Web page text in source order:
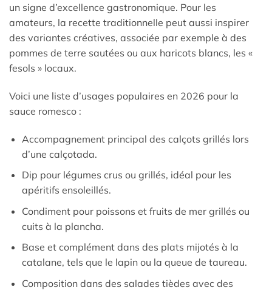
un signe d’excellence gastronomique. Pour les
amateurs, la recette traditionnelle peut aussi inspirer
des variantes créatives, associée par exemple à des
pommes de terre sautées ou aux haricots blancs, les «
fesols » locaux.
Voici une liste d’usages populaires en 2026 pour la
sauce romesco :
Accompagnement principal des calçots grillés lors
d’une calçotada.
Dip pour légumes crus ou grillés, idéal pour les
apéritifs ensoleillés.
Condiment pour poissons et fruits de mer grillés ou
cuits à la plancha.
Base et complément dans des plats mijotés à la
catalane, tels que le lapin ou la queue de taureau.
Composition dans des salades tièdes avec des